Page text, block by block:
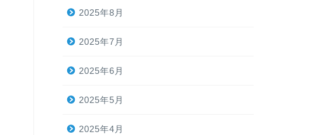
2025年8月
2025年7月
2025年6月
2025年5月
2025年4月